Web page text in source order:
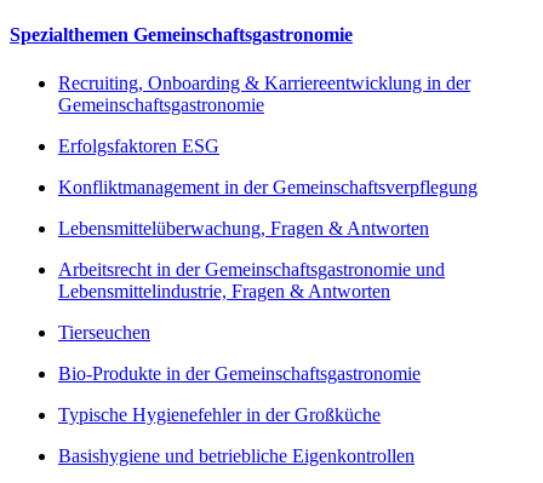
Spezialthemen Gemeinschaftsgastronomie
Recruiting, Onboarding & Karriereentwicklung in der
Gemeinschaftsgastronomie
Erfolgsfaktoren ESG
Konfliktmanagement in der Gemeinschaftsverpflegung
Lebensmittelüberwachung, Fragen & Antworten
Arbeitsrecht in der Gemeinschaftsgastronomie und
Lebensmittelindustrie, Fragen & Antworten
Tierseuchen
Bio-Produkte in der Gemeinschaftsgastronomie
Typische Hygienefehler in der Großküche
Basishygiene und betriebliche Eigenkontrollen